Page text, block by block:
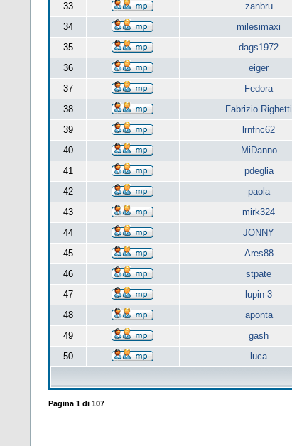
33
zanbru
34
milesimaxi
35
dags1972
36
eiger
37
Fedora
38
Fabrizio Righetti
39
lrnfnc62
40
MiDanno
41
pdeglia
42
paola
43
mirk324
44
JONNY
45
Ares88
46
stpate
47
lupin-3
48
aponta
49
gash
50
luca
Pagina 1di 107